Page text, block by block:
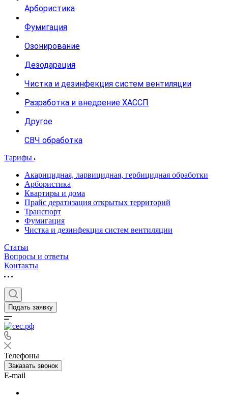
Арбористика
Фумигация
Озонирование
Дезодарация
Чистка и дезинфекция систем вентиляции
Разработка и внедрение ХАССП
Другое
СВЧ обработка
Тарифы
Акарицидная, ларвицидная, гербицидная обработки
Арбористика
Квартиры и дома
Прайс дератизация открытых территорий
Транспорт
Фумигация
Чистка и дезинфекция систем вентиляции
Статьи
Вопросы и ответы
Контакты
Подать заявку
Телефоны
Заказать звонок
E-mail